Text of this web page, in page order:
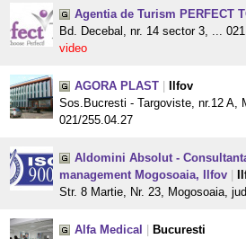
Agentia de Turism PERFECT
Bd. Decebal, nr. 14 sector 3, ...
video
AGORA PLAST
Ilfov
Sos.Bucresti - Targoviste, nr.12 A,
021/255.04.27
Aldomini Absolut -
management Mogosoaia, Ilfov
Str. 8 Martie, Nr. 23, Mogosoaia,
Alfa Medical
Bucuresti